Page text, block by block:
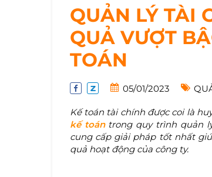
QUẢN LÝ TÀI
QUẢ VƯỢT
TOÁN
05/01/2023
Kế toán tài chính được coi là
kế toántrong quy trình quản
cung cấp giải pháp tốt nhất
quả hoạt động của công ty.